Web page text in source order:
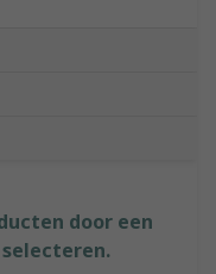
door een